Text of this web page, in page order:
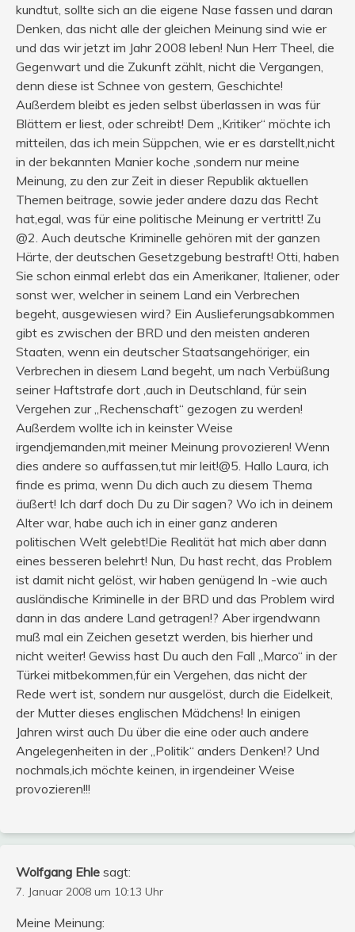
kundtut, sollte sich an die eigene Nase fassen und daran
Denken, das nicht alle der gleichen Meinung sind wie er
und das wir jetzt im Jahr 2008 leben! Nun Herr Theel, die
Gegenwart und die Zukunft zählt, nicht die Vergangen,
denn diese ist Schnee von gestern, Geschichte!
Außerdem bleibt es jeden selbst überlassen in was für
Blättern er liest, oder schreibt! Dem „Kritiker“ möchte ich
mitteilen, das ich mein Süppchen, wie er es darstellt,nicht
in der bekannten Manier koche ,sondern nur meine
Meinung, zu den zur Zeit in dieser Republik aktuellen
Themen beitrage, sowie jeder andere dazu das Recht
hat,egal, was für eine politische Meinung er vertritt! Zu
@2. Auch deutsche Kriminelle gehören mit der ganzen
Härte, der deutschen Gesetzgebung bestraft! Otti, haben
Sie schon einmal erlebt das ein Amerikaner, Italiener, oder
sonst wer, welcher in seinem Land ein Verbrechen
begeht, ausgewiesen wird? Ein Auslieferungsabkommen
gibt es zwischen der BRD und den meisten anderen
Staaten, wenn ein deutscher Staatsangehöriger, ein
Verbrechen in diesem Land begeht, um nach Verbüßung
seiner Haftstrafe dort ,auch in Deutschland, für sein
Vergehen zur „Rechenschaft“ gezogen zu werden!
Außerdem wollte ich in keinster Weise
irgendjemanden,mit meiner Meinung provozieren! Wenn
dies andere so auffassen,tut mir leit!@5. Hallo Laura, ich
finde es prima, wenn Du dich auch zu diesem Thema
äußert! Ich darf doch Du zu Dir sagen? Wo ich in deinem
Alter war, habe auch ich in einer ganz anderen
politischen Welt gelebt!Die Realität hat mich aber dann
eines besseren belehrt! Nun, Du hast recht, das Problem
ist damit nicht gelöst, wir haben genügend In -wie auch
ausländische Kriminelle in der BRD und das Problem wird
dann in das andere Land getragen!? Aber irgendwann
muß mal ein Zeichen gesetzt werden, bis hierher und
nicht weiter! Gewiss hast Du auch den Fall „Marco“ in der
Türkei mitbekommen,für ein Vergehen, das nicht der
Rede wert ist, sondern nur ausgelöst, durch die Eidelkeit,
der Mutter dieses englischen Mädchens! In einigen
Jahren wirst auch Du über die eine oder auch andere
Angelegenheiten in der „Politik“ anders Denken!? Und
nochmals,ich möchte keinen, in irgendeiner Weise
provozieren!!!
Wolfgang Ehle sagt:
7. Januar 2008 um 10:13 Uhr
Meine Meinung: